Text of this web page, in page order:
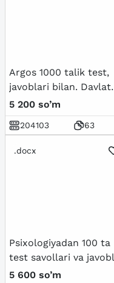
Argos 1000 talik test,
javoblari bilan. Davlat
xizmatchisi 2024
5 200 so’m
204103 63
.docx
Psixologiyadan 100 ta
test savollari va
bilan birgalikda
5 600 so’m